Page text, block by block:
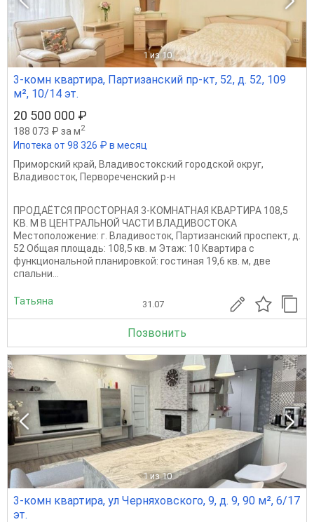
1 из 10
3-комн квартира, Партизанский пр-кт, 52, д. 52, 109
м², 10/14 эт.
20 500 000 ₽
188 073 ₽ за м2
Ипотека от 98 326 ₽ в месяц
Приморский край, Владивостокский городской округ,
Владивосток, Первореченский р-н
ПРОДАЁТСЯ ПРОСТОРНАЯ 3-КОМНАТНАЯ КВАРТИРА 108,5
КВ. М В ЦЕНТРАЛЬНОЙ ЧАСТИ ВЛАДИВОСТОКА
Местоположение: г. Владивосток, Партизанский проспект, д.
52 Общая площадь: 108,5 кв. м Этаж: 10 Квартира с
функциональной планировкой: гостиная 19,6 кв. м, две
спальни...
Татьяна 31.07
Позвонить
1 из 10
3-комн квартира, ул Черняховского, 9, д. 9, 90 м², 6/17
эт.